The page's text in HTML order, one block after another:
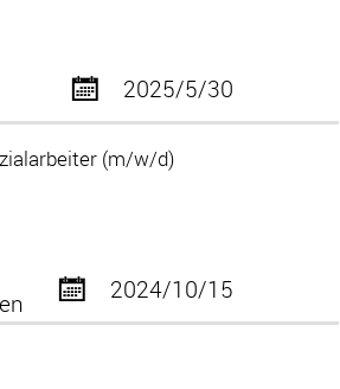
2025/5/30
(m/w/d)
2024/10/15